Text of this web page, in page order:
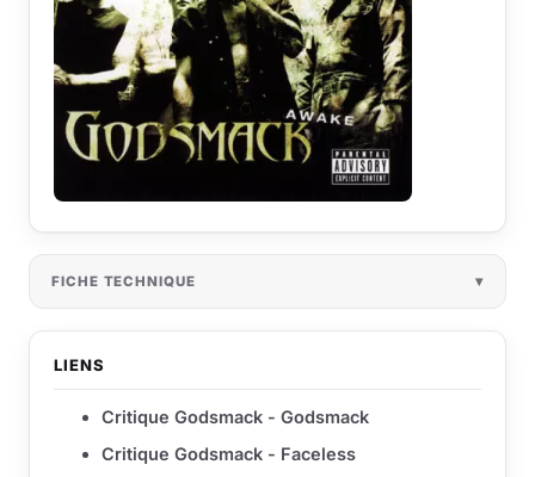
FICHE TECHNIQUE
LIENS
Critique Godsmack - Godsmack
Critique Godsmack - Faceless